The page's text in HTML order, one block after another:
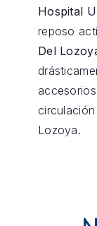
Hospital
reposo
Del
Lozoya.